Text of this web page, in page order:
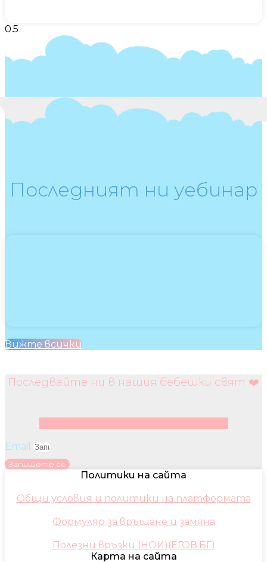
Последният ни уебинар
Вижте всички
Последвайте ни в нашия бебешки свят ❤️
Email
Запишете се
Политики на сайта
Общи условия и политики на платформата
Формуляр за връщане и замяна
Полезни връзки (НОИ)(ЕГОВ.БГ)
Карта на сайта